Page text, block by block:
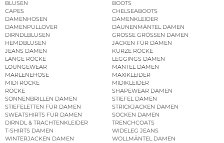
BLUSEN
BOOTS
CAPES
CHELSEABOOTS
DAMENHOSEN
DAMENKLEIDER
DAMENPULLOVER
DAUNENMÄNTEL DAMEN
DIRNDLBLUSEN
GROSSE GRÖSSEN DAMEN
HEMDBLUSEN
JACKEN FÜR DAMEN
JEANS DAMEN
KURZE RÖCKE
LANGE RÖCKE
LEGGINGS DAMEN
LOUNGEWEAR
MÄNTEL DAMEN
MARLENEHOSE
MAXIKLEIDER
MIDI RÖCKE
MIDIKLEIDER
RÖCKE
SHAPEWEAR DAMEN
SONNENBRILLEN DAMEN
STIEFEL DAMEN
STIEFELETTEN FÜR DAMEN
STRICKJACKEN DAMEN
SWEATSHIRTS FÜR DAMEN
SOCKEN DAMEN
DIRNDL & TRACHTENKLEIDER
TRENCHCOATS
T-SHIRTS DAMEN
WIDELEG JEANS
WINTERJACKEN DAMEN
WOLLMÄNTEL DAMEN